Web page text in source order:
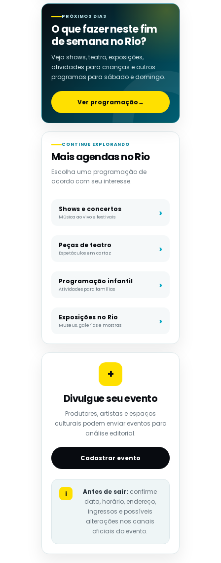
PRÓXIMOS DIAS
O que fazer neste fim
de semana no Rio?
Veja shows, teatro, exposições,
atividades para crianças e outros
programas para sábado e domingo.
Ver programação→
CONTINUE EXPLORANDO
Mais agendas no Rio
Escolha uma programação de
acordo com seu interesse.
Shows e concertos
Música ao vivo e festivais
Peças de teatro
Espetáculos em cartaz
Programação infantil
Atividades para famílias
Exposições no Rio
Museus, galerias e mostras
+
Divulgue seu evento
Produtores, artistas e espaços
culturais podem enviar eventos para
análise editorial.
Cadastrar evento
i Antes de sair: confirme
data, horário, endereço,
ingressos e possíveis
alterações nos canais
oficiais do evento.